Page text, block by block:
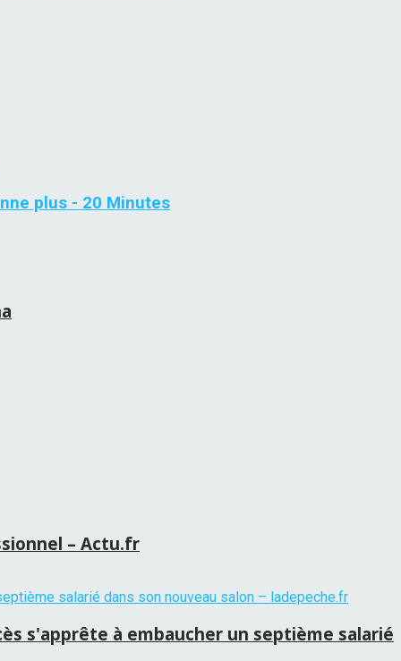
plus - 20 Minutes
– Actu.fr
s'apprête à embaucher un septième salarié